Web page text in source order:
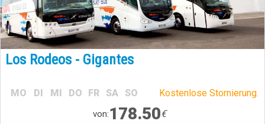
Los Rodeos - Gigantes
MO DI MI DO FR SA SO Kostenlose Stornierung.
von:178.50€